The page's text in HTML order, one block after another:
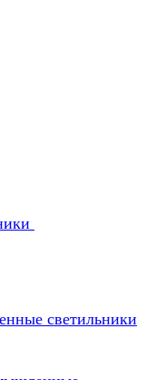
светильники